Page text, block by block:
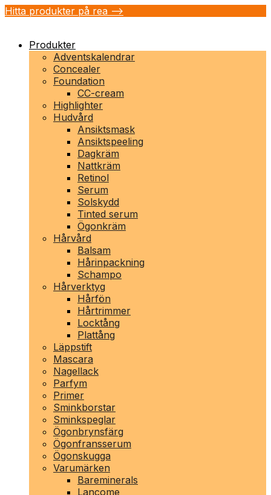
Hitta produkter på rea -->
Produkter
Adventskalendrar
Concealer
Foundation
CC-cream
Highlighter
Hudvård
Ansiktsmask
Ansiktspeeling
Dagkräm
Nattkräm
Retinol
Serum
Solskydd
Tinted serum
Ögonkräm
Hårvård
Balsam
Hårinpackning
Schampo
Hårverktyg
Hårfön
Hårtrimmer
Locktång
Plattång
Läppstift
Mascara
Nagellack
Parfym
Primer
Sminkborstar
Sminkspeglar
Ögonbrynsfärg
Ögonfransserum
Ögonskugga
Varumärken
Bareminerals
Lancome